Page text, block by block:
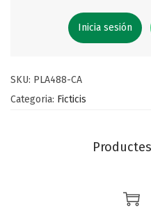
Inicia sesión
SKU: PLA488-CA
Categoria: Ficticis